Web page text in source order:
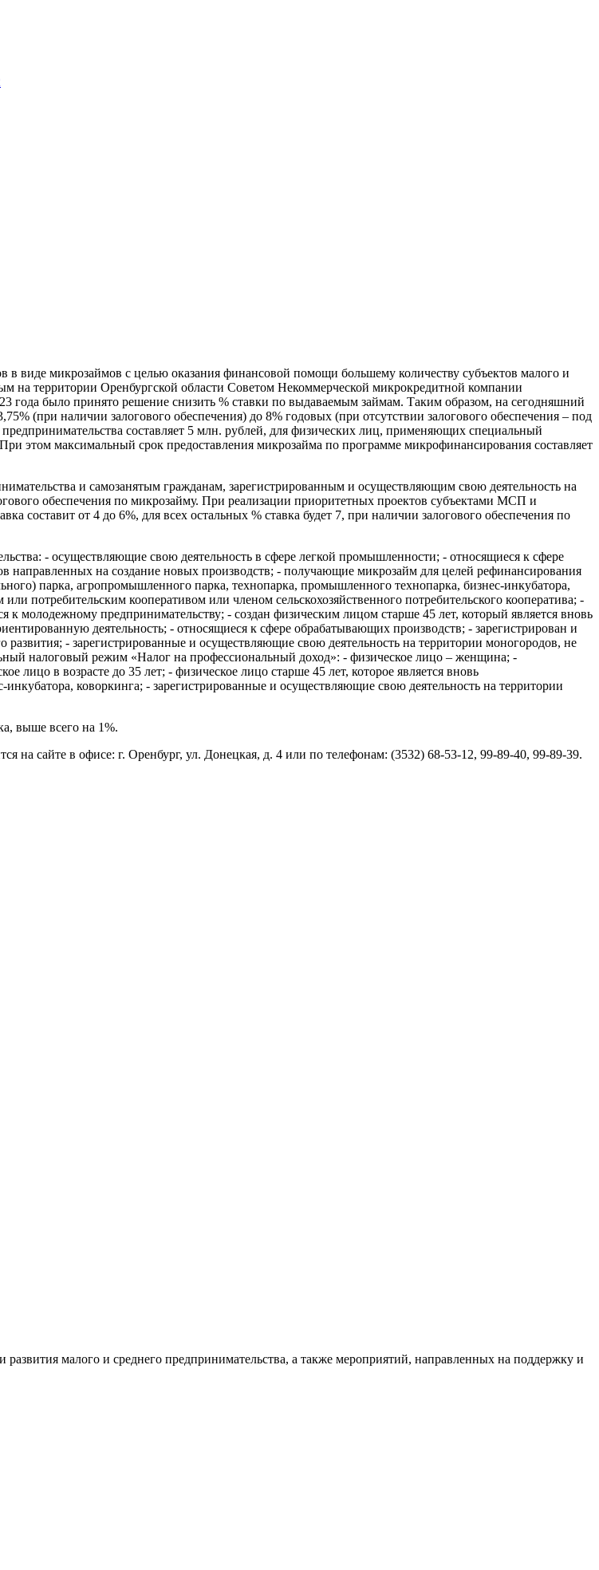
виде микрозаймов с целью оказания финансовой помощи большему количеству субъектов малого и
на территории Оренбургской области Советом Некоммерческой микрокредитной компании
года было принято решение снизить % ставки по выдаваемым займам. Таким образом, на сегодняшний
(при наличии залогового обеспечения) до 8% годовых (при отсутствии залогового обеспечения – под
составляет 5 млн. рублей, для физических лиц, применяющих специальный
этом максимальный срок предоставления микрозайма по программе микрофинансирования составляет
и самозанятым гражданам, зарегистрированным и осуществляющим свою деятельность на
обеспечения по микрозайму. При реализации приоритетных проектов субъектами МСП и
составит от 4 до 6%, для всех остальных % ставка будет 7, при наличии залогового обеспечения по
- осуществляющие свою деятельность в сфере легкой промышленности; - относящиеся к сфере
направленных на создание новых производств; - получающие микрозайм для целей рефинансирования
парка, агропромышленного парка, технопарка, промышленного технопарка, бизнес-инкубатора,
потребительским кооперативом или членом сельскохозяйственного потребительского кооператива; -
к молодежному предпринимательству; - создан физическим лицом старше 45 лет, который является вновь
деятельность; - относящиеся к сфере обрабатывающих производств; - зарегистрирован и
- зарегистрированные и осуществляющие свою деятельность на территории моногородов, не
налоговый режим «Налог на профессиональный доход»: - физическое лицо – женщина; -
лицо в возрасте до 35 лет; - физическое лицо старше 45 лет, которое является вновь
коворкинга; - зарегистрированные и осуществляющие свою деятельность на территории
выше всего на 1%.
сайте в офисе: г. Оренбург, ул. Донецкая, д. 4 или по телефонам: (3532) 68-53-12, 99-89-40, 99-89-39.
малого и среднего предпринимательства, а также мероприятий, направленных на поддержку и